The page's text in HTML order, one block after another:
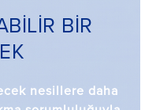
BİR
nesillere daha